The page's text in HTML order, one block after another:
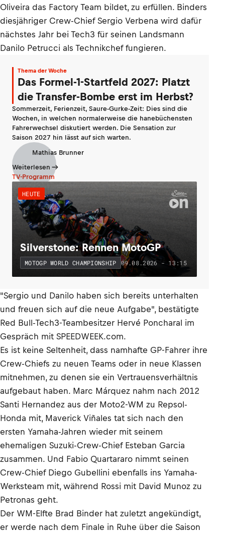
Oliveira das Factory Team bildet, zu erfüllen. Binders
diesjähriger Crew-Chief Sergio Verbena wird dafür
nächstes Jahr bei Tech3 für seinen Landsmann
Danilo Petrucci als Technikchef fungieren.
Thema der Woche
Das Formel-1-Startfeld 2027: Platzt
die Transfer-Bombe erst im Herbst?
Sommerzeit, Ferienzeit, Saure-Gurke-Zeit: Dies sind die
Wochen, in welchen normalerweise die hanebüchensten
Fahrerwechsel diskutiert werden. Die Sensation zur
Saison 2027 hin lässt auf sich warten.
Mathias Brunner
Weiterlesen
TV-Programm
HEUTE
Silverstone: Rennen MotoGP
MOTOGP WORLD CHAMPIONSHIP 09.08.2026 - 13:15
"Sergio und Danilo haben sich bereits unterhalten
und freuen sich auf die neue Aufgabe", bestätigte
Red Bull-Tech3-Teambesitzer Hervé Poncharal im
Gespräch mit SPEEDWEEK.com.
Es ist keine Seltenheit, dass namhafte GP-Fahrer ihre
Crew-Chiefs zu neuen Teams oder in neue Klassen
mitnehmen, zu denen sie ein Vertrauensverhältnis
aufgebaut haben. Marc Márquez nahm nach 2012
Santi Hernandez aus der Moto2-WM zu Repsol-
Honda mit, Maverick Viñales tat sich nach den
ersten Yamaha-Jahren wieder mit seinem
ehemaligen Suzuki-Crew-Chief Esteban Garcia
zusammen. Und Fabio Quartararo nimmt seinen
Crew-Chief Diego Gubellini ebenfalls ins Yamaha-
Werksteam mit, während Rossi mit David Munoz zu
Petronas geht.
Der WM-Elfte Brad Binder hat zuletzt angekündigt,
er werde nach dem Finale in Ruhe über die Saison